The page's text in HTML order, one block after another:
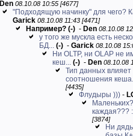
Den 08.10.08 10:55 [4677]
"Подходящую начинку" для чего?
Garick 08.10.08 11:43 [4471]
Например? (-) - Den 08.10.08
у того же мускла есть
БД... (-) - Garick 08.10.08
Ни OLTP, ни OLAP не
кеш... (-) - Den 08.10.08
Тип данных
соотношения
[4435]
Флудыры ))) -
каждая???
[3874]
Ни